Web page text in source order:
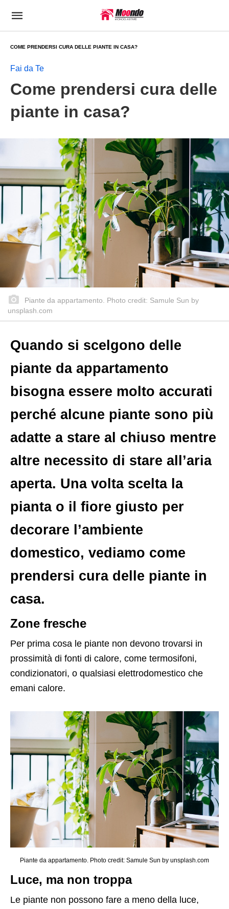
COME PRENDERSI CURA DELLE PIANTE IN CASA?
Fai da Te
Come prendersi cura delle
piante in casa?
Piante da appartamento. Photo credit: Samule Sun by
unsplash.com
Quando si scelgono delle
piante da appartamento
bisogna essere molto accurati
perché alcune piante sono più
adatte a stare al chiuso mentre
altre necessito di stare all’aria
aperta. Una volta scelta la
pianta o il fiore giusto per
decorare l’ambiente
domestico, vediamo come
prendersi cura delle piante in
casa.
Zone fresche
Per prima cosa le piante non devono trovarsi in
prossimità di fonti di calore, come termosifoni,
condizionatori, o qualsiasi elettrodomestico che
emani calore.
Piante da appartamento. Photo credit: Samule Sun by unsplash.com
Luce, ma non troppa
Le piante non possono fare a meno della luce,